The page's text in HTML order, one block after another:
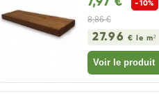
-10%
8,86 €
27.96 € le m²
Voir le produit